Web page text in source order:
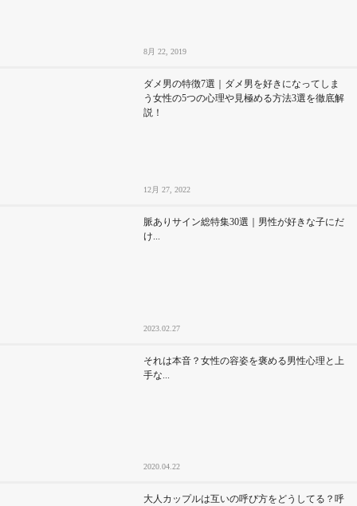
8月 22, 2019
ダメ男の特徴7選｜ダメ男を好きになってしま
う女性の5つの心理や見極める方法3選を徹底解
説！
12月 27, 2022
脈ありサイン総特集30選｜男性が好きな子にだ
け...
2023.02.27
それは本音？女性の容姿を褒める男性心理と上
手な...
2020.04.22
大人カップルは互いの呼び方をどうしてる？呼